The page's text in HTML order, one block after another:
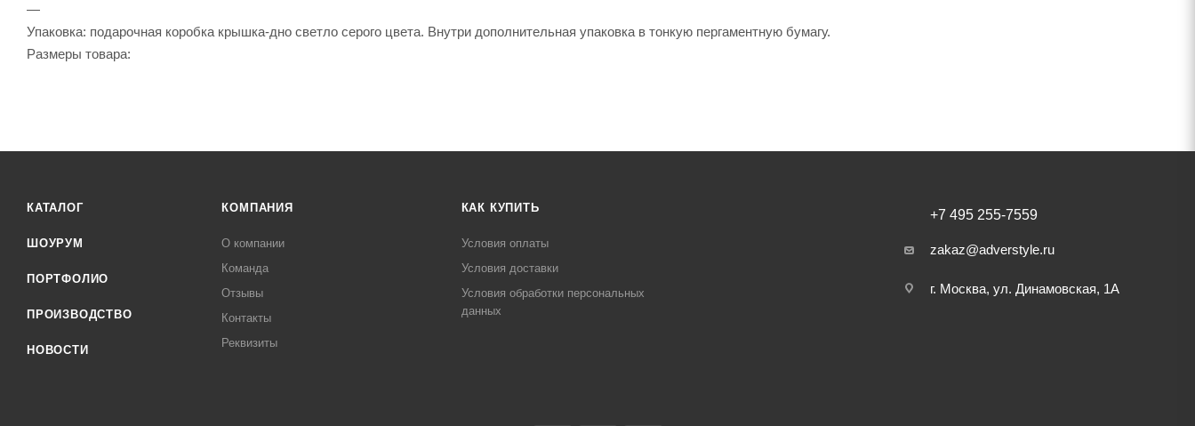
—
Упаковка: подарочная коробка крышка-дно светло серого цвета. Внутри дополнительная упаковка в тонкую пергаментную бумагу.
Размеры товара:
КАТАЛОГ
ШОУРУМ
ПОРТФОЛИО
ПРОИЗВОДСТВО
НОВОСТИ
КОМПАНИЯ
О компании
Команда
Отзывы
Контакты
Реквизиты
КАК КУПИТЬ
Условия оплаты
Условия доставки
Условия обработки персональных
данных
+7 495 255-7559
zakaz@adverstyle.ru
г. Москва, ул. Динамовская, 1А